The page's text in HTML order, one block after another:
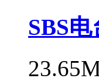
SBS